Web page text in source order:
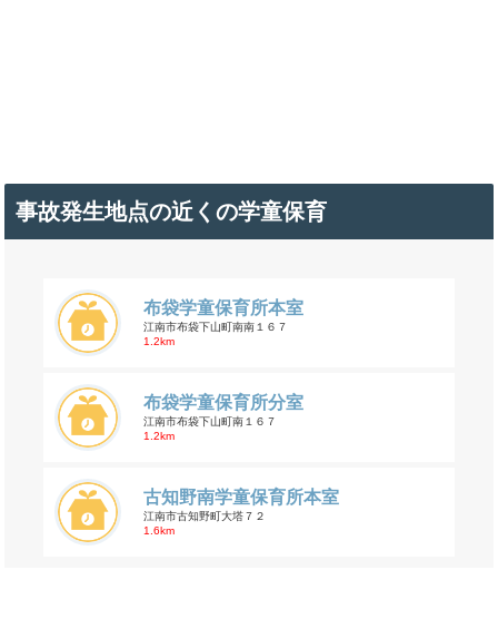
事故発生地点の近くの学童保育
布袋学童保育所本室
江南市布袋下山町南南１６７
1.2km
布袋学童保育所分室
江南市布袋下山町南１６７
1.2km
古知野南学童保育所本室
江南市古知野町大塔７２
1.6km